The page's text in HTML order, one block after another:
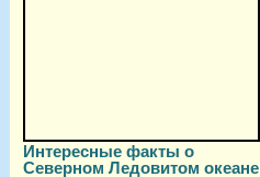
Интересные факты о
Северном Ледовитом океане